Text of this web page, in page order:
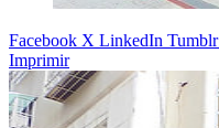
Facebook X LinkedIn Tumblr
Imprimir